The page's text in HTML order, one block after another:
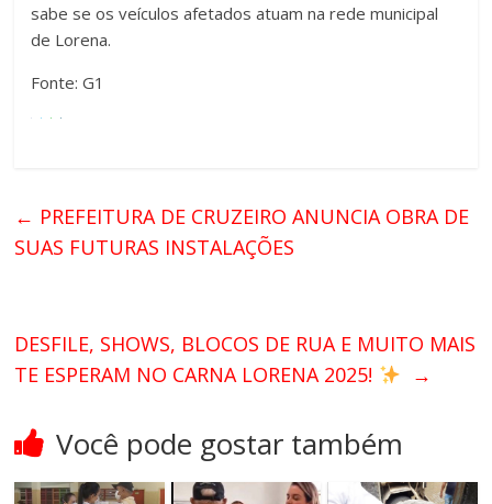
sabe se os veículos afetados atuam na rede municipal
de Lorena.
Fonte: G1
← PREFEITURA DE CRUZEIRO ANUNCIA OBRA DE
SUAS FUTURAS INSTALAÇÕES
DESFILE, SHOWS, BLOCOS DE RUA E MUITO MAIS
TE ESPERAM NO CARNA LORENA 2025!
→
Você pode gostar também